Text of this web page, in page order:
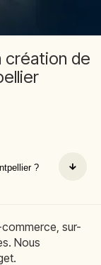
création de
?
sur-
Nous